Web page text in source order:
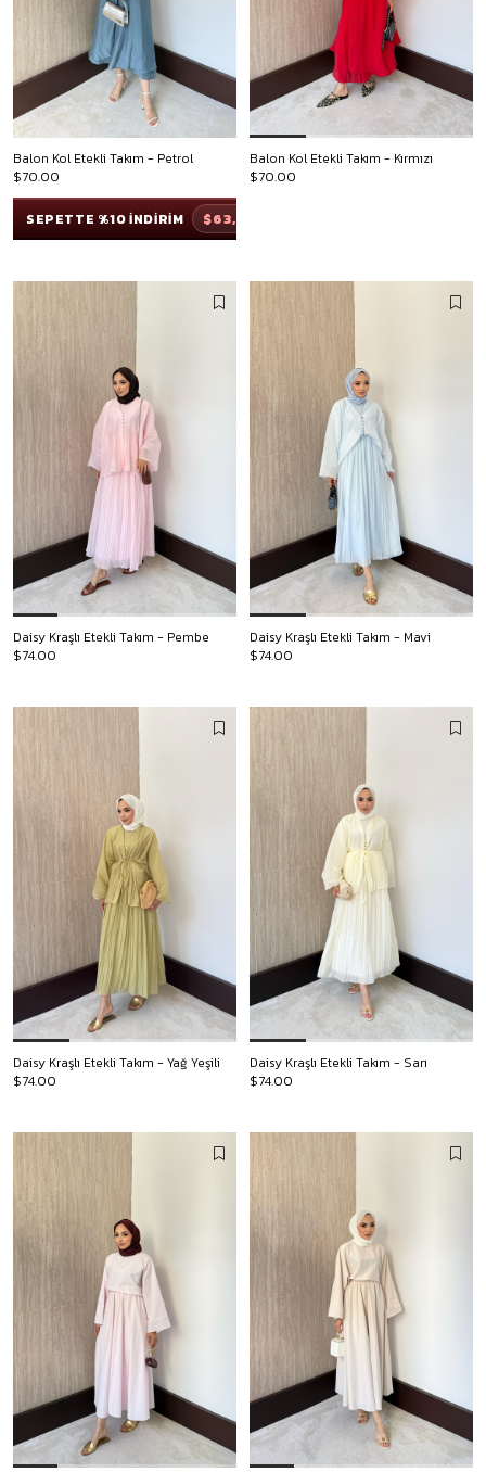
Balon Kol Etekli Takım - Petrol
$70.00
SEPETTE %10 İNDİRİM $63,00
Balon Kol Etekli Takım - Kırmızı
$70.00
Daisy Kraşlı Etekli Takım - Pembe
$74.00
Daisy Kraşlı Etekli Takım - Mavi
$74.00
Daisy Kraşlı Etekli Takım - Yağ Yeşili
$74.00
Daisy Kraşlı Etekli Takım - Sarı
$74.00